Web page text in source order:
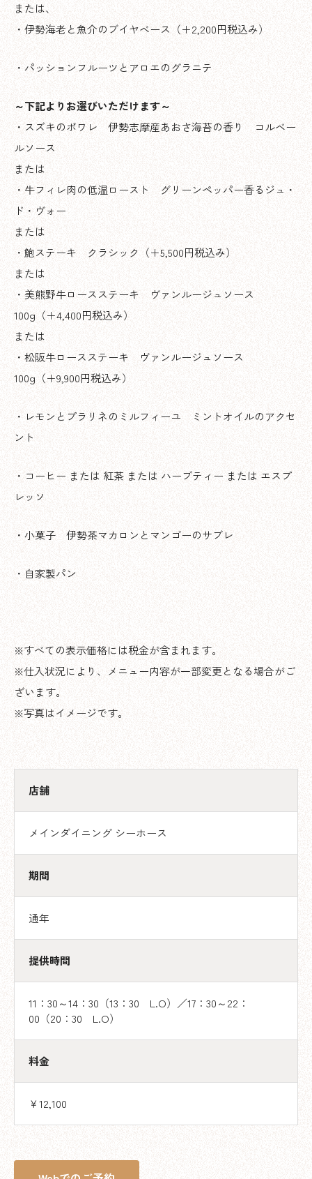
または、
・伊勢海老と魚介のブイヤベース（＋2,200円税込み）
・パッションフルーツとアロエのグラニテ
～下記よりお選びいただけます～
・スズキのポワレ 伊勢志摩産あおさ海苔の香り コルベー
ルソース
または
・牛フィレ肉の低温ロースト グリーンペッパー香るジュ・
ド・ヴォー
または
・鮑ステーキ クラシック（＋5,500円税込み）
または
・美熊野牛ロースステーキ ヴァンルージュソース
100g（＋4,400円税込み）
または
・松阪牛ロースステーキ ヴァンルージュソース
100g（＋9,900円税込み）
・レモンとプラリネのミルフィーユ ミントオイルのアクセ
ント
・コーヒー または 紅茶 または ハーブティー または エスプ
レッソ
・小菓子 伊勢茶マカロンとマンゴーのサブレ
・自家製パン
※すべての表示価格には税金が含まれます。
※仕入状況により、メニュー内容が一部変更となる場合がご
ざいます。
※写真はイメージです。
店舗
メインダイニング シーホース
期間
通年
提供時間
11：30～14：30（13：30 L.O）／17：30～22：
00（20：30 L.O）
料金
￥12,100